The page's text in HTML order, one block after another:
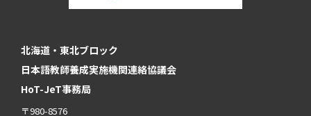
北海道・東北ブロック
日本語教師養成実施機関連絡協議会
HoT-JeT事務局
〒980-8576